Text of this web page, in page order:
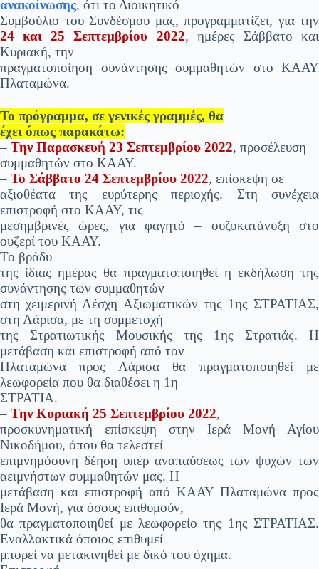
ανακοίνωσης, ότι το Διοικητικό
Συμβούλιο του Συνδέσμου μας, προγραμματίζει, για την
24 και 25 Σεπτεμβρίου 2022, ημέρες Σάββατο και
Κυριακή, την
πραγματοποίηση συνάντησης συμμαθητών στο ΚΑΑΥ
Πλαταμώνα.
Το πρόγραμμα, σε γενικές γραμμές, θα
έχει όπως παρακάτω:
– Την Παρασκευή 23 Σεπτεμβρίου 2022, προσέλευση
συμμαθητών στο ΚΑΑΥ.
– Το Σάββατο 24 Σεπτεμβρίου 2022, επίσκεψη σε
αξιοθέατα της ευρύτερης περιοχής. Στη συνέχεια
επιστροφή στο ΚΑΑΥ, τις
μεσημβρινές ώρες, για φαγητό – ουζοκατάνυξη στο
ουζερί του ΚΑΑΥ.
Το βράδυ
της ίδιας ημέρας θα πραγματοποιηθεί η εκδήλωση της
συνάντησης των συμμαθητών
στη χειμερινή Λέσχη Αξιωματικών της 1ης ΣΤΡΑΤΙΑΣ,
στη Λάρισα, με τη συμμετοχή
της Στρατιωτικής Μουσικής της 1ης Στρατιάς. Η
μετάβαση και επιστροφή από τον
Πλαταμώνα προς Λάρισα θα πραγματοποιηθεί με
λεωφορεία που θα διαθέσει η 1η
ΣΤΡΑΤΙΑ.
– Την Κυριακή 25 Σεπτεμβρίου 2022,
προσκυνηματική επίσκεψη στην Ιερά Μονή Αγίου
Νικοδήμου, όπου θα τελεστεί
επιμνημόσυνη δέηση υπέρ αναπαύσεως των ψυχών των
αειμνήστων συμμαθητών μας. Η
μετάβαση και επιστροφή από ΚΑΑΥ Πλαταμώνα προς
Ιερά Μονή, για όσους επιθυμούν,
θα πραγματοποιηθεί με λεωφορείο της 1ης ΣΤΡΑΤΙΑΣ.
Εναλλακτικά όποιος επιθυμεί
μπορεί να μετακινηθεί με δικό του όχημα.